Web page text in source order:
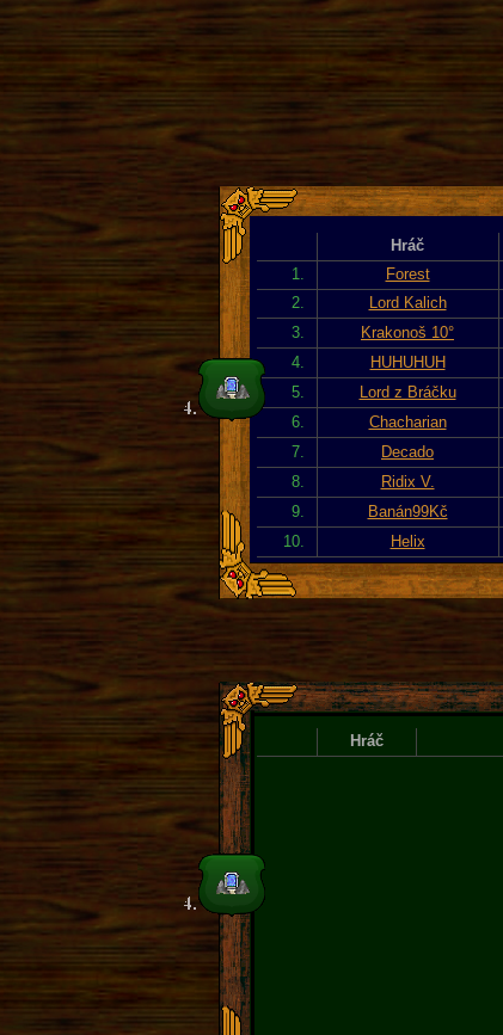
Hráč
1.
Forest
2.
Lord Kalich
3.
Krakonoš 10°
4.
HUHUHUH
5.
Lord z Bráčku
6.
Chacharian
7.
Decado
8.
Ridix V.
9.
Banán99Kč
10.
Helix
Hráč